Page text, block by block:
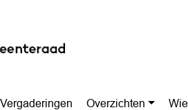
Vergaderingen Overzichten